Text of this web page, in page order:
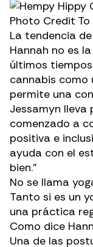
Photo Credit To
La tendencia
Hannah no es
últimos
cannabis como
permite una
Jessamyn
comenzado a
positiva e
ayuda con el
bien.”
No se llama
Tanto si es un
una práctica
Como dice
Una de las